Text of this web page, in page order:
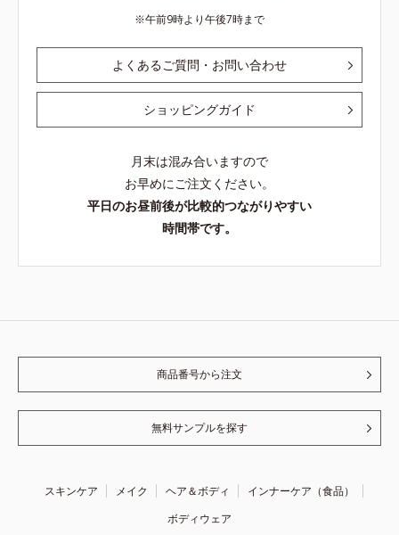
午前9時より午後7時まで
よくあるご質問・お問い合わせ
ショッピングガイド
月末は混み合いますので
お早めにご注文ください。
平日のお昼前後が比較的つながりやすい
時間帯です。
商品番号から注文
無料サンプルを探す
スキンケア メイク ヘア＆ボディ
インナーケア（食品）
ボディウェア